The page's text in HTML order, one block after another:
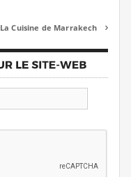
La Cuisine de Marrakech 